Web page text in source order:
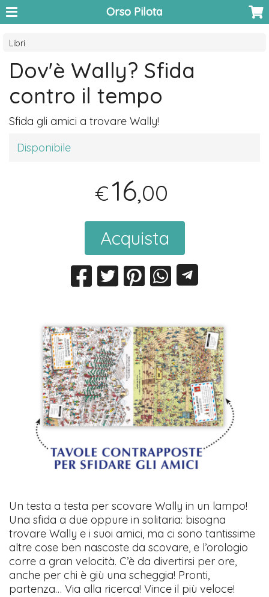
Orso Pilota
Libri
Dov'è Wally? Sfida
contro il tempo
Sfida gli amici a trovare Wally!
Disponibile
€16,00
Acquista
Un testa a testa per scovare Wally in un lampo!
Una sfida a due oppure in solitaria: bisogna
trovare Wally e i suoi amici, ma ci sono tantissime
altre cose ben nascoste da scovare, e l’orologio
corre a gran velocità. C’è da divertirsi per ore,
anche per chi è giù una scheggia! Pronti,
partenza… Via alla ricerca! Vince il più veloce!